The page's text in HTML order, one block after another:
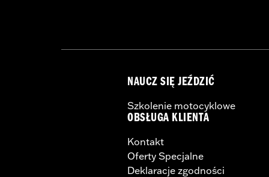
NAUCZ SIĘ JEŹDZIĆ
Szkolenie motocyklowe
OBSŁUGA KLIENTA
Kontakt
Oferty Specjalne
Deklaracje zgodności